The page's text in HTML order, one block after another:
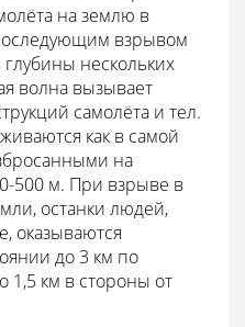
на землю в
взрывом
нескольких
волна вызывает
самолёта и тел.
как в самой
на
500 м. При взрыве в
останки людей,
оказываются
до 3 км по
1,5 км в стороны от